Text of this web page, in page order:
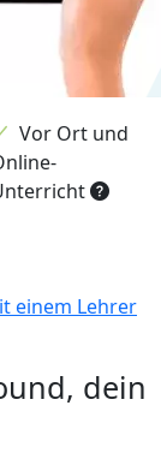
Vor Ort und
einem Lehrer
dein